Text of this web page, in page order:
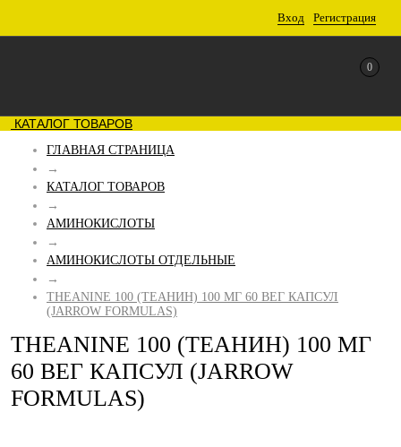
Вход Регистрация
0
КАТАЛОГ ТОВАРОВ
ГЛАВНАЯ СТРАНИЦА
→
КАТАЛОГ ТОВАРОВ
→
АМИНОКИСЛОТЫ
→
АМИНОКИСЛОТЫ ОТДЕЛЬНЫЕ
→
THEANINE 100 (ТЕАНИН) 100 МГ 60 ВЕГ КАПСУЛ
(JARROW FORMULAS)
THEANINE 100 (ТЕАНИН) 100 МГ
60 ВЕГ КАПСУЛ (JARROW
FORMULAS)